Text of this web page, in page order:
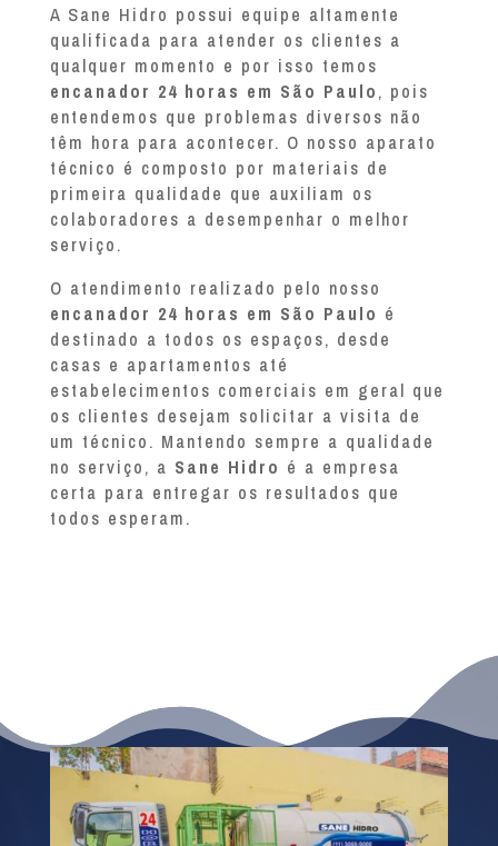
A Sane Hidro possui equipe altamente
qualificada para atender os clientes a
qualquer momento e por isso temos
encanador 24 horas em São Paulo, pois
entendemos que problemas diversos não
têm hora para acontecer. O nosso aparato
técnico é composto por materiais de
primeira qualidade que auxiliam os
colaboradores a desempenhar o melhor
serviço.
O atendimento realizado pelo nosso
encanador 24 horas em São Paulo é
destinado a todos os espaços, desde
casas e apartamentos até
estabelecimentos comerciais em geral que
os clientes desejam solicitar a visita de
um técnico. Mantendo sempre a qualidade
no serviço, a Sane Hidro é a empresa
certa para entregar os resultados que
todos esperam.